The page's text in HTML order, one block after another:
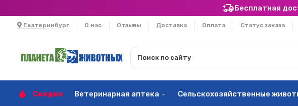
Бесплатная
Екатеринбург О нас Отзывы Доставка Оплата Статус заказа
Скидки Ветеринарная аптека Сельскохозяйственные